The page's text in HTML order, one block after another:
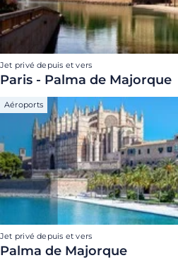
Jet privé depuis et vers
Paris - Palma de Majorque
Aéroports
Jet privé depuis et vers
Palma de Majorque